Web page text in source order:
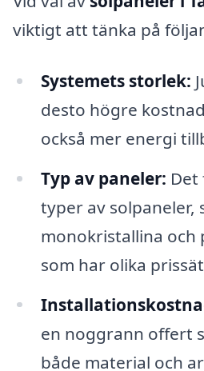
viktigt att tänka på
Systemets storlek:
desto högre
också mer energi
Typ av paneler: Det
typer av solpaneler,
monokristallina och
som har olika
en noggrann offert
både material och